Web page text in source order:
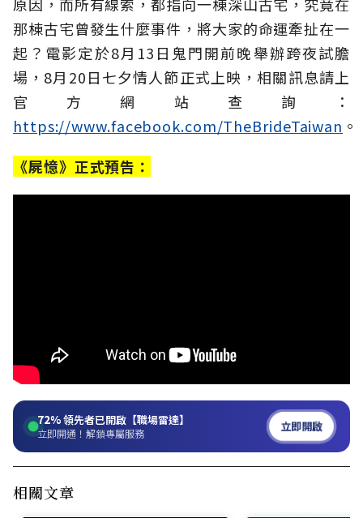
那棟古宅曾發生什麼事件，將大家的命運牽扯在一
起？電影定於8月13日鬼門開前晚舉辦跨夜試膽
場，8月20日七夕情人節正式上映，相關訊息請上
官方網站查詢：
https://www.facebook.com/TheBrideTaiwan 。
《屍憶》正式預告：
72%領先者已開啟【職場雷達】
立即開通！解鎖專屬服務 立即開啟
相關文章